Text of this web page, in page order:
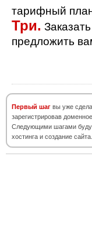
тарифный
Три.
предложить
Первый шаг вы уже
зарегистрировав
Следующими шагами
хостинга и создание сайта.